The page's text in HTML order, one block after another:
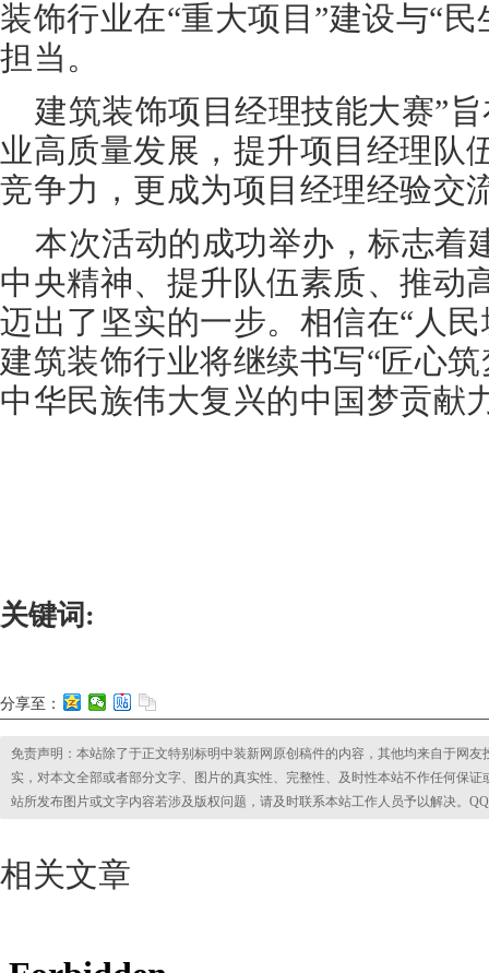
装饰行业在“重大项目”建设与“
担当。
建筑装饰项目经理技能大赛”
业高质量发展，提升项目经理队
竞争力，更成为项目经理经验交
本次活动的成功举办，标志着
中央精神、提升队伍素质、推动
迈出了坚实的一步。相信在“人
建筑装饰行业将继续书写“匠心
中华民族伟大复兴的中国梦贡献
关键词:
分享至：
免责声明：本站除了于正文特别标明中装新网原创稿件的内容，其他均来自于网
实，对本文全部或者部分文字、图片的真实性、完整性、及时性本站不作任何保
站所发布图片或文字内容若涉及版权问题，请及时联系本站工作人员予以解决。
相关文章